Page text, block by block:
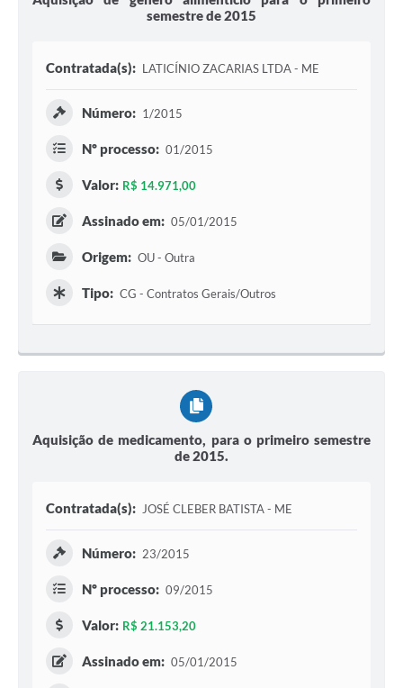
semestre de 2015
Contratada(s): LATICÍNIO ZACARIAS LTDA - ME
Número: 1/2015
Nº processo: 01/2015
Valor: R$ 14.971,00
Assinado em: 05/01/2015
Origem: OU - Outra
Tipo: CG - Contratos Gerais/Outros
Aquisição de medicamento, para o primeiro semestre
de 2015.
Contratada(s): JOSÉ CLEBER BATISTA - ME
Número: 23/2015
Nº processo: 09/2015
Valor: R$ 21.153,20
Assinado em: 05/01/2015